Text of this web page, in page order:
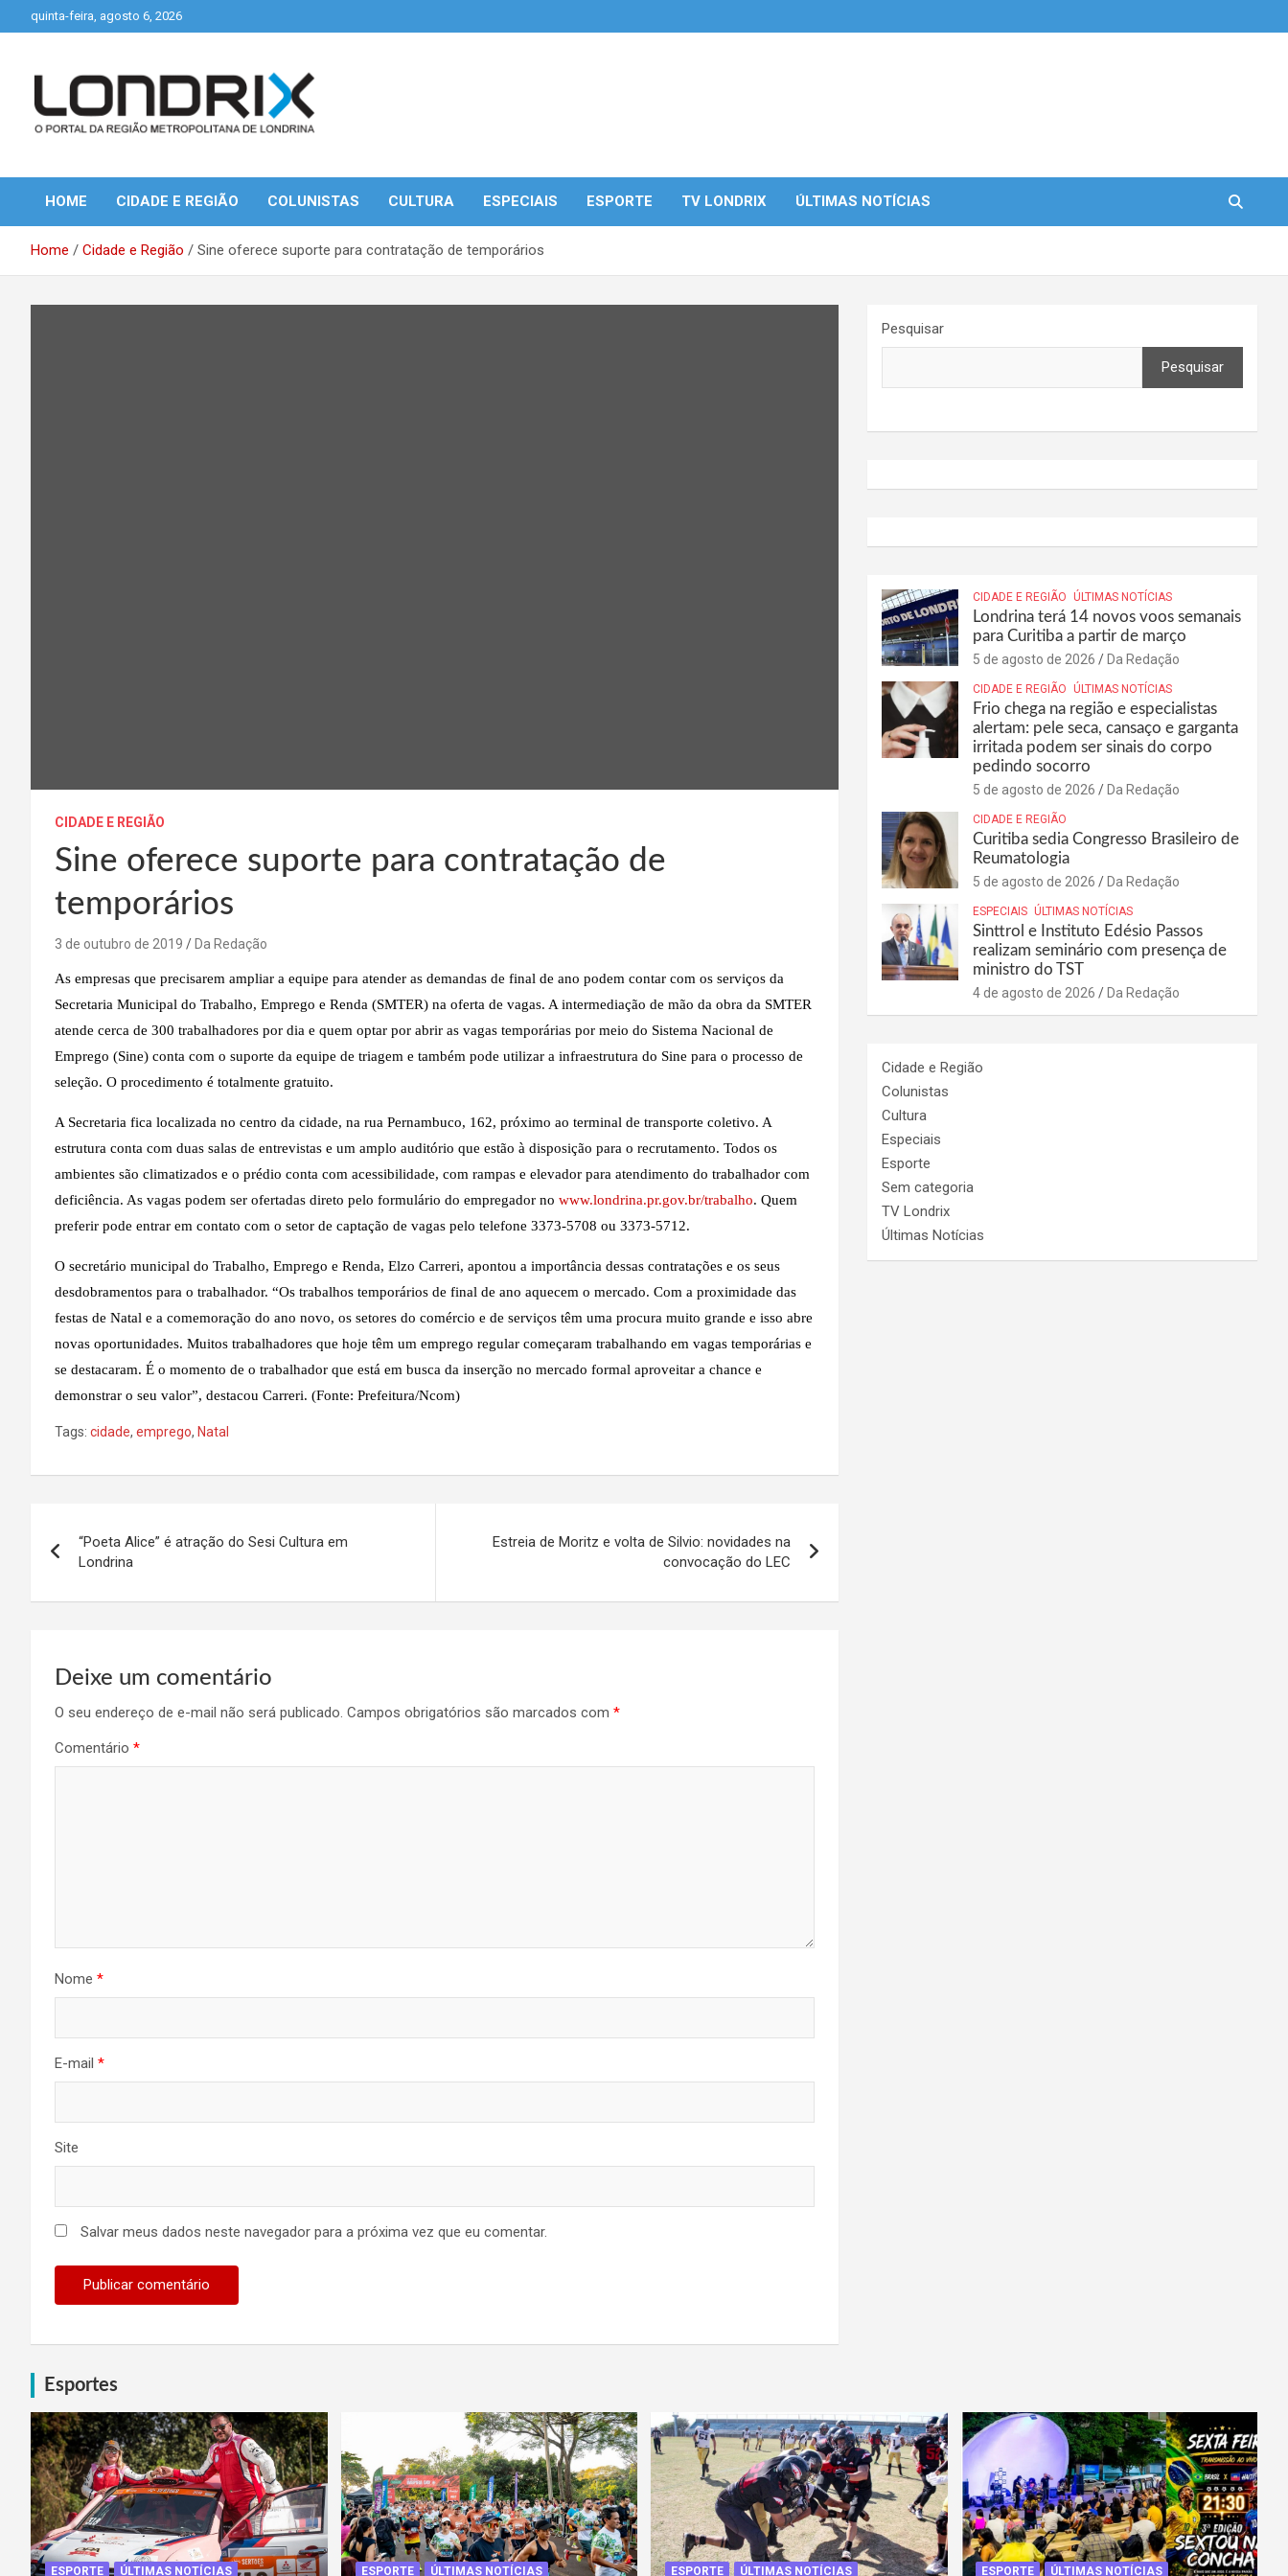
to
quinta-feira, agosto 6, 2026
Londrix
HOME CIDADE E REGIÃO COLUNISTAS CULTURA ESPECIAIS ESPORTE TV LONDRIX ÚLTIMAS NOTÍCIAS
Home Cidade e Região Sine oferece suporte para contratação de temporários
CIDADE E REGIÃO
Sine oferece suporte para contratação de
temporários
3 de outubro de 2019 Da Redação
As empresas que precisarem ampliar a equipe para atender as demandas de final de ano podem contar com os serviços da
Secretaria Municipal do Trabalho, Emprego e Renda (SMTER) na oferta de vagas. A intermediação de mão da obra da SMTER
atende cerca de 300 trabalhadores por dia e quem optar por abrir as vagas temporárias por meio do Sistema Nacional de
Emprego (Sine) conta com o suporte da equipe de triagem e também pode utilizar a infraestrutura do Sine para o processo de
seleção. O procedimento é totalmente gratuito.
A Secretaria fica localizada no centro da cidade, na rua Pernambuco, 162, próximo ao terminal de transporte coletivo. A
estrutura conta com duas salas de entrevistas e um amplo auditório que estão à disposição para o recrutamento. Todos os
ambientes são climatizados e o prédio conta com acessibilidade, com rampas e elevador para atendimento do trabalhador com
deficiência. As vagas podem ser ofertadas direto pelo formulário do empregador no www.londrina.pr.gov.br/trabalho. Quem
preferir pode entrar em contato com o setor de captação de vagas pelo telefone 3373-5708 ou 3373-5712.
O secretário municipal do Trabalho, Emprego e Renda, Elzo Carreri, apontou a importância dessas contratações e os seus
desdobramentos para o trabalhador. “Os trabalhos temporários de final de ano aquecem o mercado. Com a proximidade das
festas de Natal e a comemoração do ano novo, os setores do comércio e de serviços têm uma procura muito grande e isso abre
novas oportunidades. Muitos trabalhadores que hoje têm um emprego regular começaram trabalhando em vagas temporárias e
se destacaram. É o momento de o trabalhador que está em busca da inserção no mercado formal aproveitar a chance e
demonstrar o seu valor”, destacou Carreri. (Fonte: Prefeitura/Ncom)
Tags: cidade, emprego, Natal
de
Post
“Poeta Alice” é atração do Sesi Cultura em
Londrina
Estreia de Moritz e volta de Silvio: novidades na
convocação do LEC
Deixe um comentário
O seu endereço de e-mail não será publicado. Campos obrigatórios são marcados com *
Comentário *
Nome *
E-mail *
Site
Salvar meus dados neste navegador para a próxima vez que eu comentar.
Pesquisar
Pesquisar
CIDADE E REGIÃO ÚLTIMAS NOTÍCIAS
Londrina terá 14 novos voos semanais
para Curitiba a partir de março
5 de agosto de 2026 Da Redação
CIDADE E REGIÃO ÚLTIMAS NOTÍCIAS
Frio chega na região e especialistas
alertam: pele seca, cansaço e garganta
irritada podem ser sinais do corpo
pedindo socorro
5 de agosto de 2026 Da Redação
CIDADE E REGIÃO
Curitiba sedia Congresso Brasileiro de
Reumatologia
5 de agosto de 2026 Da Redação
ESPECIAIS ÚLTIMAS NOTÍCIAS
Sinttrol e Instituto Edésio Passos
realizam seminário com presença de
ministro do TST
4 de agosto de 2026 Da Redação
Cidade e Região
Colunistas
Cultura
Especiais
Esporte
Sem categoria
TV Londrix
Últimas Notícias
Esportes
ESPORTE ÚLTIMAS NOTÍCIAS ESPORTE ÚLTIMAS NOTÍCIAS ESPORTE ÚLTIMAS NOTÍCIAS ESPORTE ÚLTIMAS NOTÍCIAS